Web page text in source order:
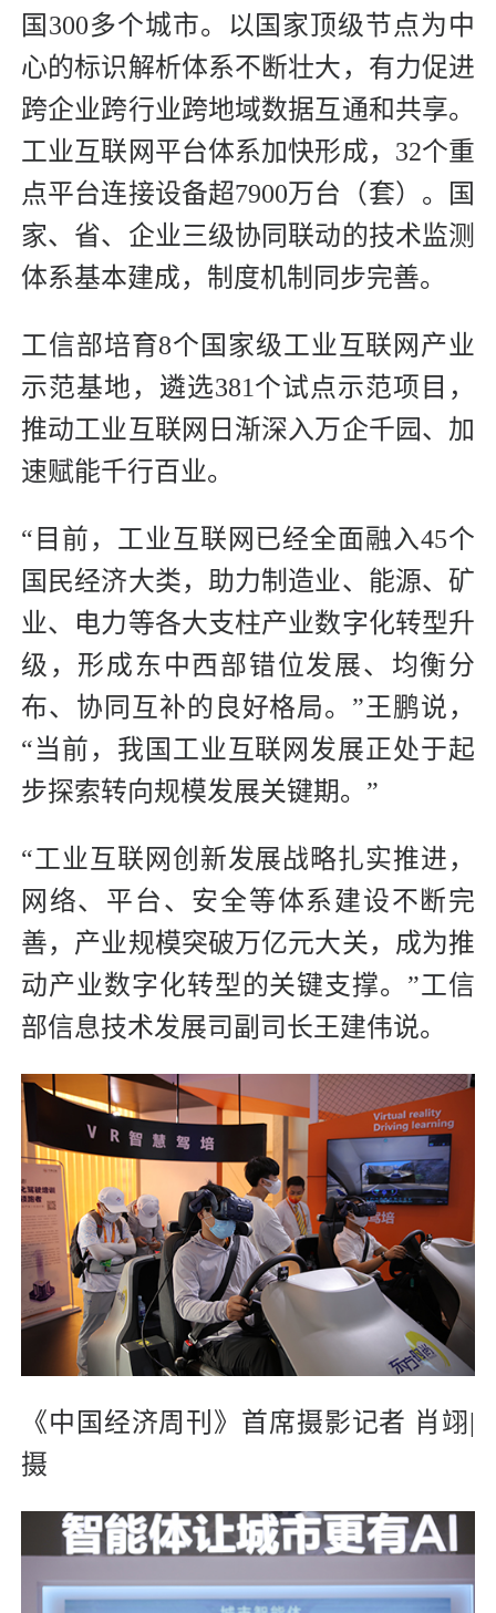
国300多个城市。以国家顶级节点为中
心的标识解析体系不断壮大，有力促进
跨企业跨行业跨地域数据互通和共享。
工业互联网平台体系加快形成，32个重
点平台连接设备超7900万台（套）。国
家、省、企业三级协同联动的技术监测
体系基本建成，制度机制同步完善。
工信部培育8个国家级工业互联网产业
示范基地，遴选381个试点示范项目，
推动工业互联网日渐深入万企千园、加
速赋能千行百业。
“目前，工业互联网已经全面融入45个
国民经济大类，助力制造业、能源、矿
业、电力等各大支柱产业数字化转型升
级，形成东中西部错位发展、均衡分
布、协同互补的良好格局。”王鹏说，
“当前，我国工业互联网发展正处于起
步探索转向规模发展关键期。”
“工业互联网创新发展战略扎实推进，
网络、平台、安全等体系建设不断完
善，产业规模突破万亿元大关，成为推
动产业数字化转型的关键支撑。”工信
部信息技术发展司副司长王建伟说。
《中国经济周刊》首席摄影记者 肖翊|
摄